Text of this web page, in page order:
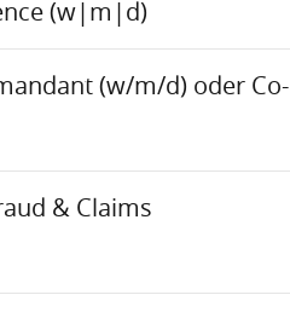
(w|m|d)
(w/m/d) oder Co-
& Claims